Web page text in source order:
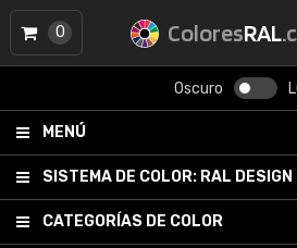
ColoresRAL
Oscuro
MENÚ
SISTEMA DE COLOR: RAL DESIGN
CATEGORÍAS DE COLOR
0